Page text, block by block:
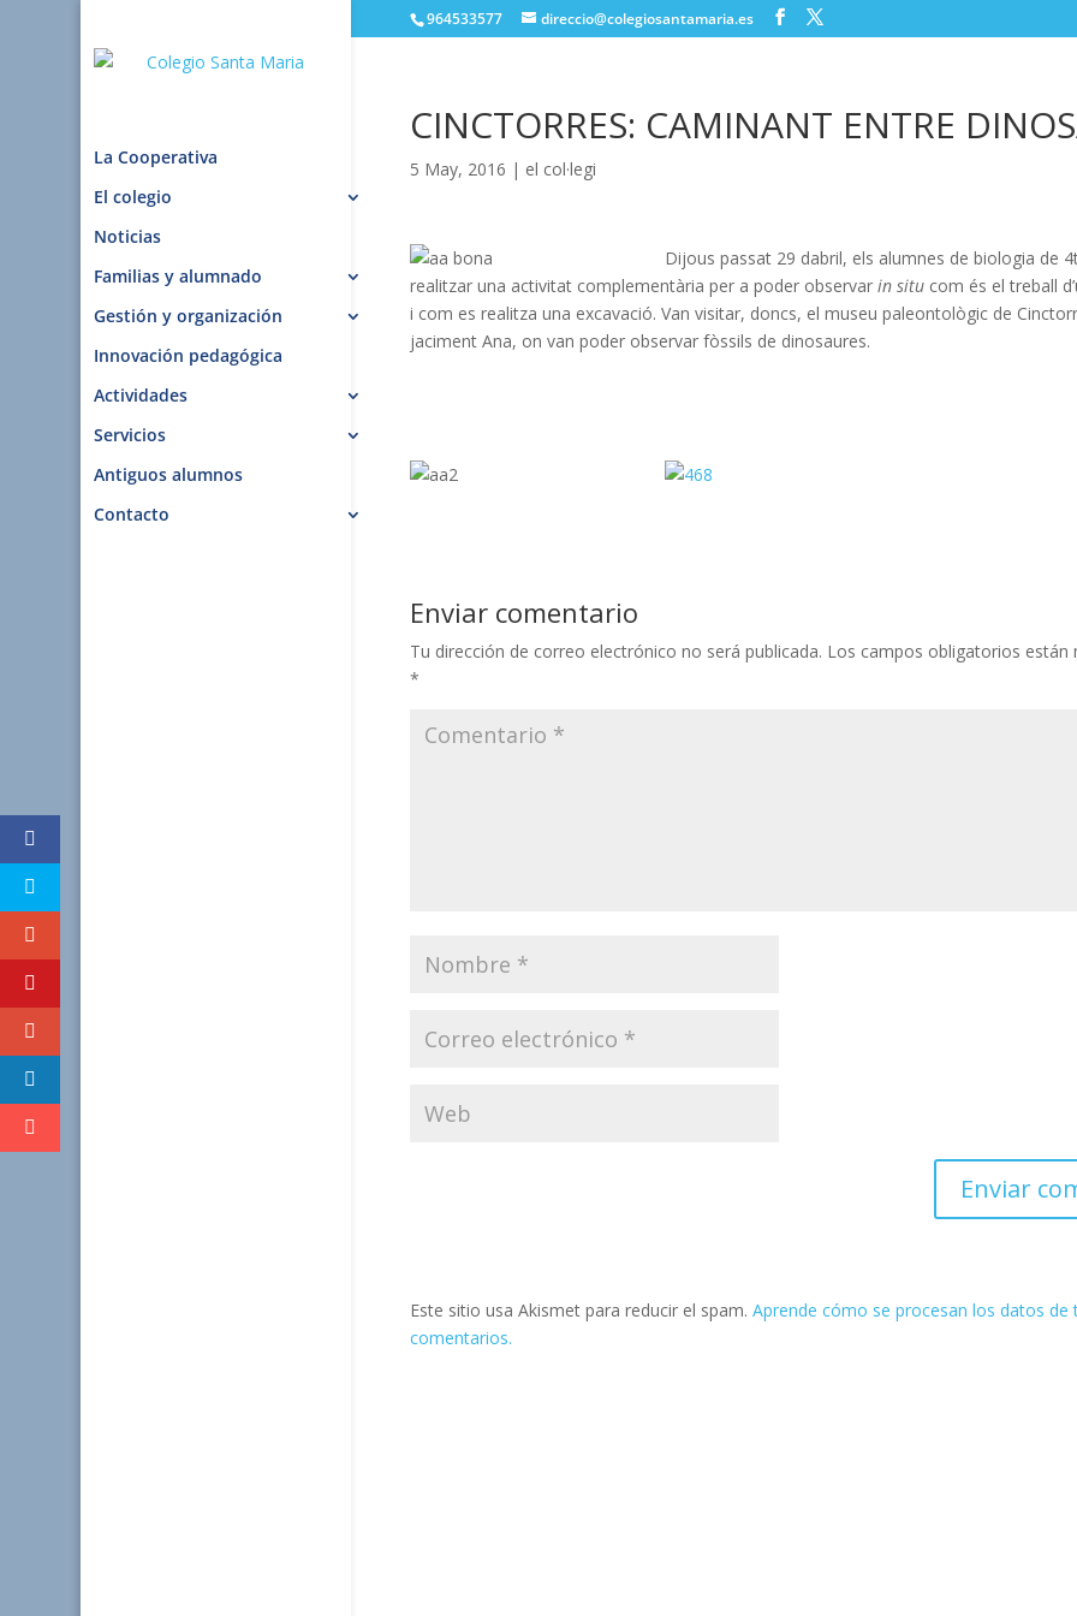
964533577 direccio@colegiosantamaria.es
La Cooperativa
El colegio
Noticias
Familias y alumnado
Gestión y organización
Innovación pedagógica
Actividades
Servicios
Antiguos alumnos
Contacto
CINCTORRES: CAMINANT ENTRE
5 May, 2016 | el col·legi
Dijous passat 29 dabril, els alumnes de biologia de 4t
realitzar una activitat complementària per a poder observarin situ com és el treball
i com es realitza una excavació. Van visitar, doncs, el museu paleontològic de
jaciment Ana, on van poder observar fòssils de dinosaures.
Enviar comentario
Tu dirección de correo electrónico no será publicada. Los campos obligatorios están
*
Este sitio usa Akismet para reducir el spam.Aprende cómo se procesan los datos de
comentarios.